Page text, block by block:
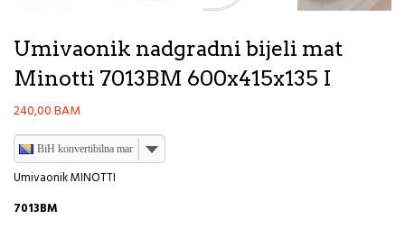
Umivaonik nadgradni bijeli mat
Minotti 7013BM 600x415x135 I
240,00BAM
BiH konvertibilna marka
Umivaonik MINOTTI
7013BM